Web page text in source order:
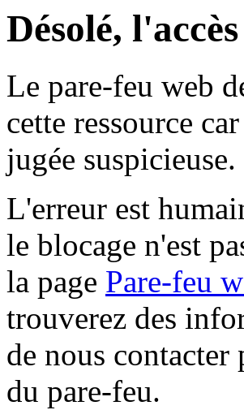
Désolé,
Le pare-feu web
cette ressource
jugée suspicieuse.
L'erreur est
le blocage n'est
la page Pare-feu
trouverez des
de nous contacter
du pare-feu.